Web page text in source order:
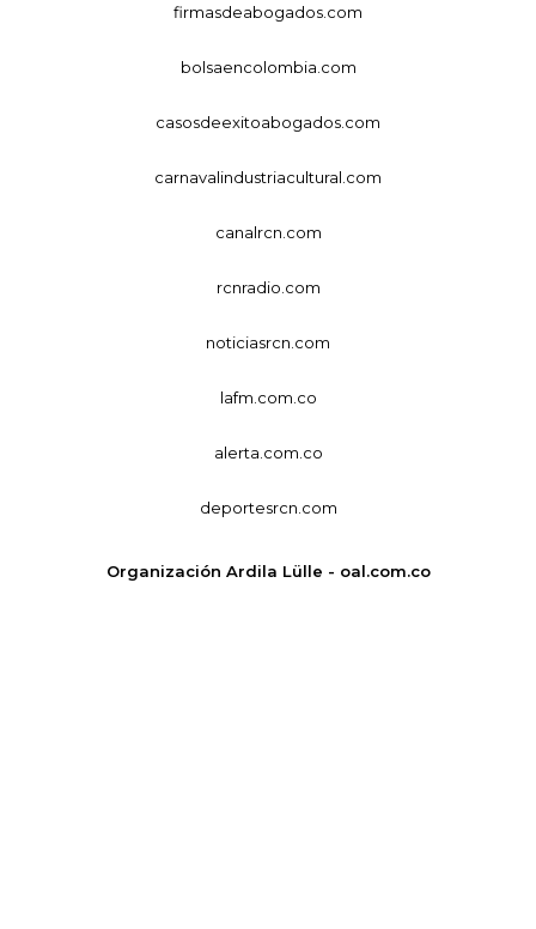
firmasdeabogados.com
bolsaencolombia.com
casosdeexitoabogados.com
carnavalindustriacultural.com
canalrcn.com
rcnradio.com
noticiasrcn.com
lafm.com.co
alerta.com.co
deportesrcn.com
Organización Ardila Lülle - oal.com.co